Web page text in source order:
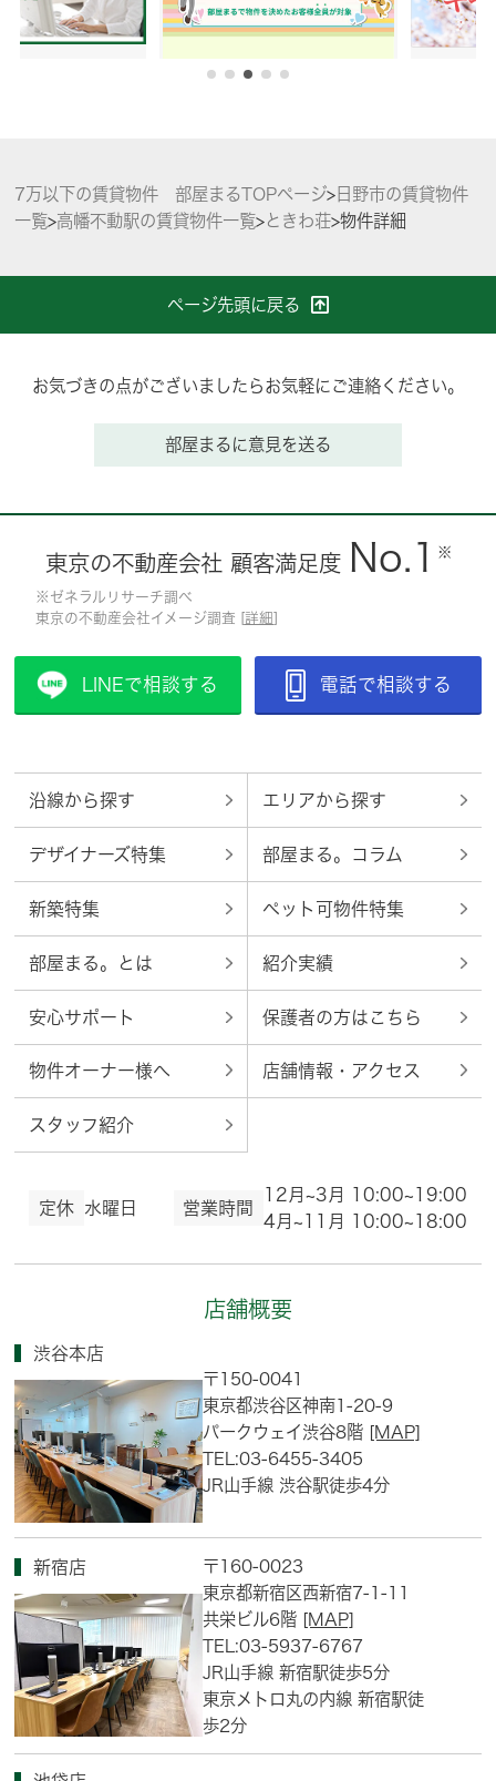
7万以下の賃貸物件 部屋まるTOPページ>日野市の賃貸物件
一覧>高幡不動駅の賃貸物件一覧>ときわ荘>物件詳細
ページ先頭に戻る
お気づきの点がございましたらお気軽にご連絡ください。
部屋まるに意見を送る
東京の不動産会社 顧客満足度 No.1 ※
※ゼネラルリサーチ調べ
東京の不動産会社イメージ調査 [詳細]
LINEで相談する 電話で相談する
沿線から探す エリアから探す
デザイナーズ特集 部屋まる。コラム
新築特集 ペット可物件特集
部屋まる。とは 紹介実績
安心サポート 保護者の方はこちら
物件オーナー様へ 店舗情報・アクセス
スタッフ紹介
定休 水曜日 営業時間
12月~3月 10:00~19:00
4月~11月 10:00~18:00
店舗概要
渋谷本店
〒150-0041
東京都渋谷区神南1-20-9
パークウェイ渋谷8階 [MAP]
TEL:03-6455-3405
JR山手線 渋谷駅徒歩4分
新宿店
〒160-0023
東京都新宿区西新宿7-1-11
共栄ビル6階 [MAP]
TEL:03-5937-6767
JR山手線 新宿駅徒歩5分
東京メトロ丸の内線 新宿駅徒
歩2分